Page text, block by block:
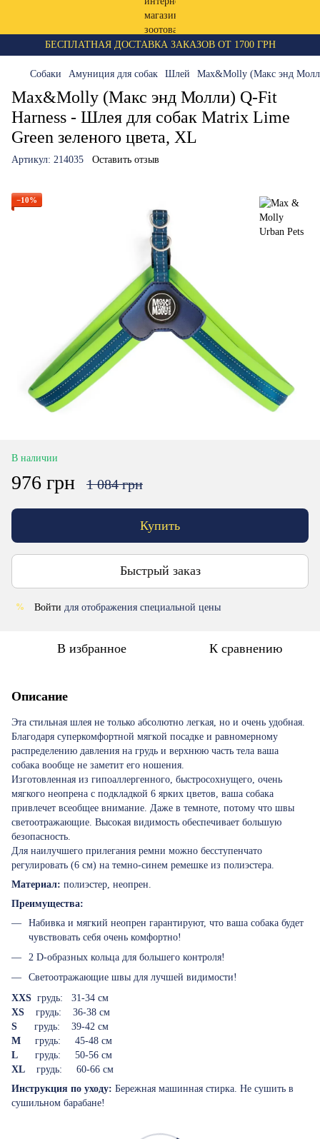
БЕСПЛАТНАЯ ДОСТАВКА ЗАКАЗОВ ОТ 1700 ГРН
Собаки Амуниция для собак Шлей Max&Molly (Макс энд
Max&Molly (Макс энд Молли) Q-Fit
Harness - Шлея для собак Matrix Lime
Green зеленого цвета, XL
Артикул: 214035 Оставить отзыв
−10%
В наличии
976 грн 1 084 грн
Купить
Быстрый заказ
% Войти для отображения специальной цены
В избранное К сравнению
Описание
Эта стильная шлея не только абсолютно легкая, но и очень удобная.
Благодаря суперкомфортной мягкой посадке и равномерному
распределению давления на грудь и верхнюю часть тела ваша
собака вообще не заметит его ношения.
Изготовленная из гипоаллергенного, быстросохнущего, очень
мягкого неопрена с подкладкой 6 ярких цветов, ваша собака
привлечет всеобщее внимание. Даже в темноте, потому что швы
светоотражающие. Высокая видимость обеспечивает большую
безопасность.
Для наилучшего прилегания ремни можно бесступенчато
регулировать (6 см) на темно-синем ремешке из полиэстера.
Материал: полиэстер, неопрен.
Преимущества:
Набивка и мягкий неопрен гарантируют, что ваша собака будет
чувствовать себя очень комфортно!
2 D-образных кольца для большего контроля!
Светоотражающие швы для лучшей видимости!
XXS грудь: 31-34 см
XS грудь: 36-38 см
S грудь: 39-42 см
M грудь: 45-48 см
L грудь: 50-56 см
XL грудь: 60-66 см
Инструкция по уходу: Бережная машинная стирка. Не сушить в
сушильном барабане!